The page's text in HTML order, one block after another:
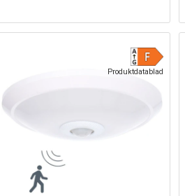
Produktdatablad